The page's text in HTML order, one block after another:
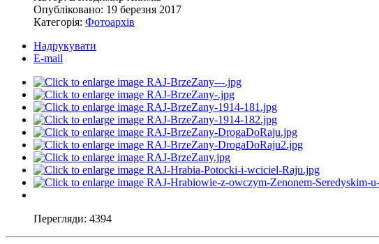
Опубліковано: 19 березня 2017
Категорія: Фотоархів
Надрукувати
E-mail
Перегляди: 4394